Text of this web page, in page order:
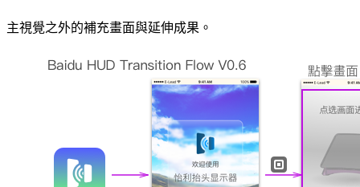
主視覺之外的補充畫面與延伸成果。